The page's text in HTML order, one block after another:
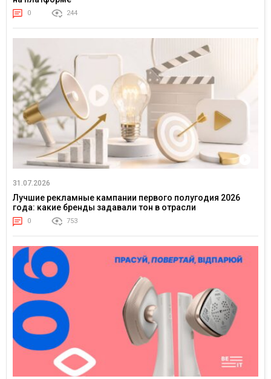
0 244
31.07.2026
Лучшие рекламные кампании первого полугодия 2026
года: какие бренды задавали тон в отрасли
0 753